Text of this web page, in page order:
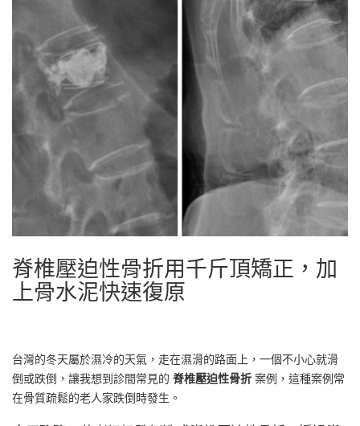
脊椎壓迫性骨折用千斤頂矯正，加
上骨水泥快速復原
台灣的冬天屬於濕冷的天氣，走在濕滑的路面上，一個不小心就滑
倒或跌倒，讓我想到診間常見的 脊椎壓迫性骨折 案例，這種案例常
在骨質疏鬆的老人家跌倒時發生。